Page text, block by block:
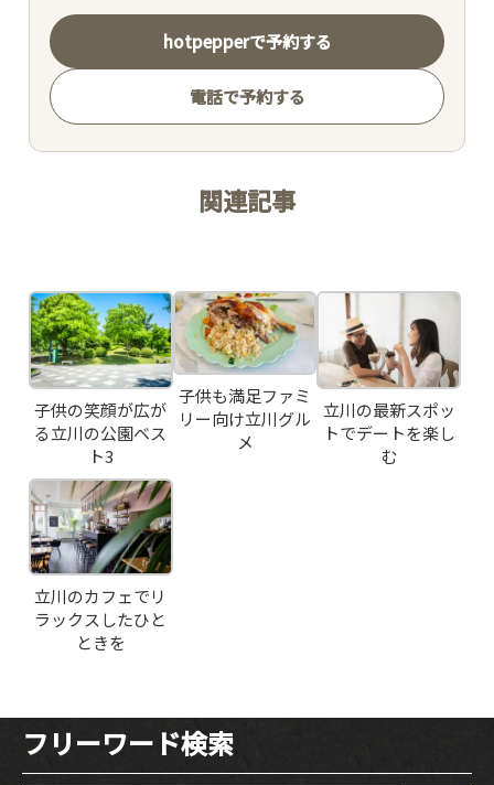
TOP
CONCEPT
PICK UP WINE
MENU
SNS
INTERIOR
MOVIE
hotpepperで予約する
電話で予約する
関連記事
子供の笑顔が広が
る立川の公園ベス
ト3
子供も満足ファミ
リー向け立川グル
メ
立川の最新スポッ
トでデートを楽し
む
立川のカフェでリ
ラックスしたひと
ときを
フリーワード検索